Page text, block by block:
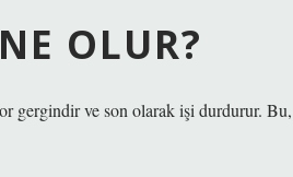
OLUR?
gergindir ve son olarak işi durdurur. Bu,